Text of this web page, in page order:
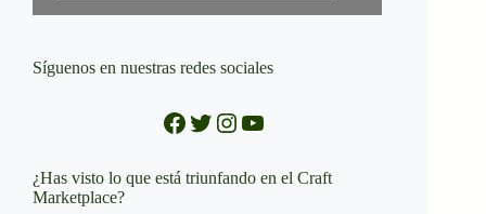
Síguenos en nuestras redes sociales
Facebook
Twitter
Instagram
YouTube
¿Has visto lo que está triunfando en el Craft
Marketplace?